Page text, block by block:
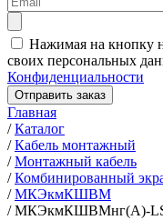
Нажимая на кнопку
своих персональных
Конфиденциальности
Отправить заказ
Главная
/Каталог
/Кабель монтажный
/Монтажный кабель
/Комбинированный
/МКЭкмКШВМ
/МКЭкмКШВМнг(А)-